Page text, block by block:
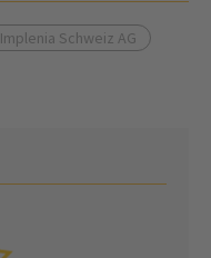
Implenia Schweiz AG